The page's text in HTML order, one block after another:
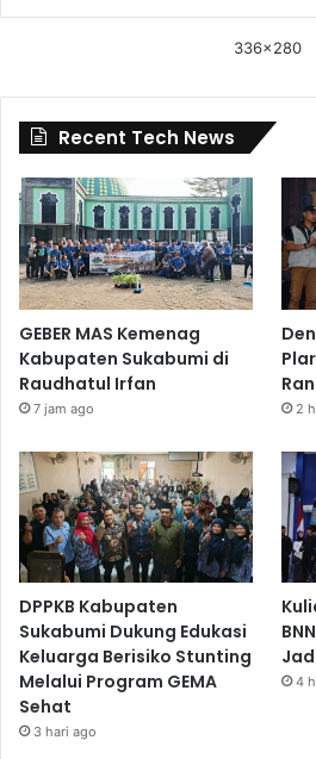
336x280
Recent Tech News
GEBER MAS Kemenag
Kabupaten Sukabumi di
Raudhatul Irfan
7 jam ago 2
DPPKB Kabupaten
Sukabumi Dukung Edukasi
Keluarga Berisiko Stunting
Melalui Program GEMA
Sehat
3 hari ago
4